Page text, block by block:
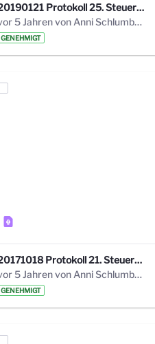
20190121 Protokoll 25. Steuerungskreis.pdf
vor 5 Jahren von Anni Schlumberger
GENEHMIGT
20171018 Protokoll 21. Steuerungskreis.pdf
vor 5 Jahren von Anni Schlumberger
GENEHMIGT